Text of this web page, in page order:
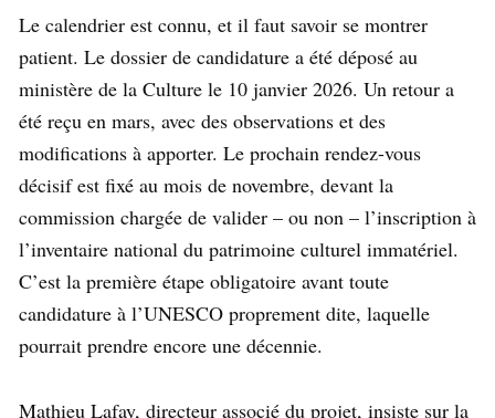
Le calendrier est connu, et il faut savoir se montrer
patient. Le dossier de candidature a été déposé au
ministère de la Culture le 10 janvier 2026. Un retour a
été reçu en mars, avec des observations et des
modifications à apporter. Le prochain rendez-vous
décisif est fixé au mois de novembre, devant la
commission chargée de valider – ou non – l’inscription à
l’inventaire national du patrimoine culturel immatériel.
C’est la première étape obligatoire avant toute
candidature à l’UNESCO proprement dite, laquelle
pourrait prendre encore une décennie.
Mathieu Lafay, directeur associé du projet, insiste sur la